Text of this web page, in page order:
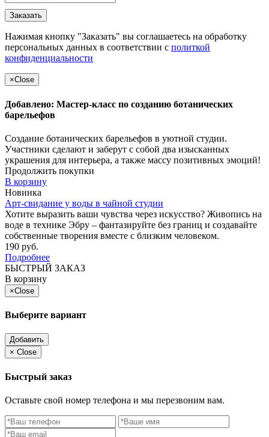
Заказать
Нажимая кнопку "Заказать" вы соглашаетесь на обработку
персональных данных в соответствии с политкой
конфиденциальности
×Close
Добавлено: Мастер-класс по созданию ботанических
барельефов
Создание ботанических барельефов в уютной студии.
Участники сделают и заберут с собой два изысканных
украшения для интерьера, а также массу позитивных эмоций!
Продолжить покупки
В корзину
Новинка
Арт-свидание у воды в чайной студии
Хотите выразить ваши чувства через искусство? Живопись на
воде в технике Эбру – фантазируйте без границ и создавайте
собственные творения вместе с близким человеком.
190 руб.
Подробнее
БЫСТРЫЙ ЗАКАЗ
В корзину
×Close
Выберите вариант
Добавить
× Close
Быстрый заказ
Оставьте свой номер телефона и мы перезвоним вам.